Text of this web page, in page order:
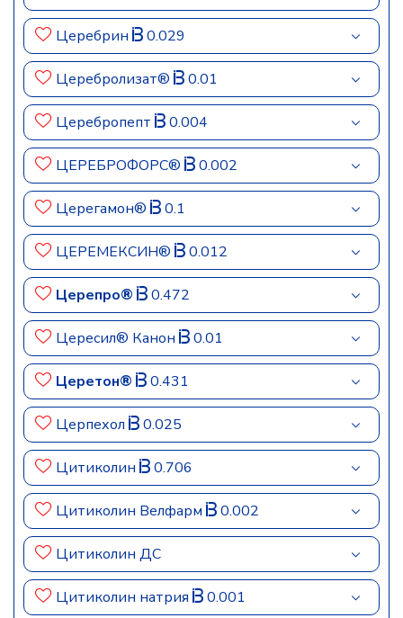
Церебрин 0.029
Церебролизат® 0.01
Церебропепт 0.004
ЦЕРЕБРОФОРС® 0.002
Церегамон® 0.1
ЦЕРЕМЕКСИН® 0.012
Церепро® 0.472
Цересил® Канон 0.01
Церетон® 0.431
Церпехол 0.025
Цитиколин 0.706
Цитиколин Велфарм 0.002
Цитиколин ДС
Цитиколин натрия 0.001